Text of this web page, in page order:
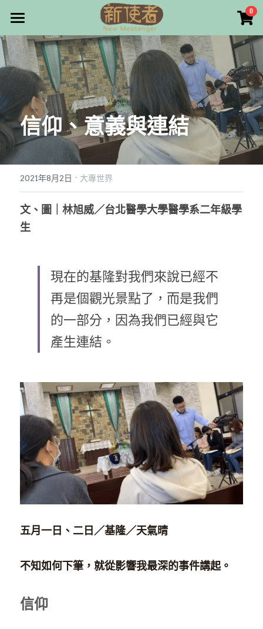
0
最新消息
關於我們
雜誌目錄
雜誌專欄
最新文章
編者的話
本期主題
乘著夢想去旅行
成長部落格
特稿
母語葡萄園
神學淺說
信仰生活
好書櫥窗
厝邊頭尾
家書
畫話人生
寫寫畫畫
漫畫
訂購/奉獻/廣告刊登
好站連結
奉獻支持
信仰、意義與連結
2021年8月2日 · 大專世界
文、圖｜林旭威／台北醫學大學醫學系二年級學
生
現在的基隆對我們來說已經不
再是個觀光景點了，而是我們
的一部分，因為我們已經與它
產生連結。
五月一日、二日／基隆／天氣晴
不知如何下筆，就從影響我最深的事件講起。
信仰
×
商品分類
所有商品分類